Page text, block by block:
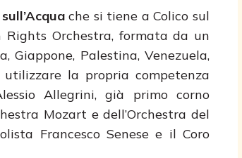
che si tiene a Colico sul
Rights Orchestra, formata da un
Palestina, Venezuela,
la propria competenza
Allegrini, già primo corno
Mozart e dell’Orchestra del
Francesco Senese e il Coro